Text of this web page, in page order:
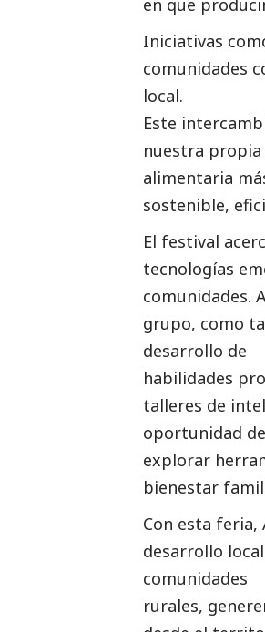
en que
Iniciativas
comunidades
local.
Este
nuestra propia
alimentaria
sostenible,
El festival
tecnologías
comunidades.
grupo, como
desarrollo de
habilidades
talleres de
oportunidad de
explorar
bienestar
Con esta feria,
desarrollo
comunidades
rurales,